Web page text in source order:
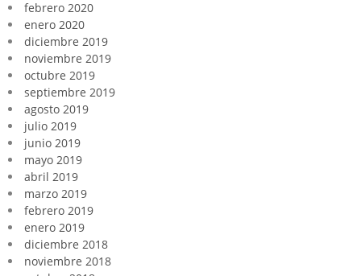
febrero 2020
enero 2020
diciembre 2019
noviembre 2019
octubre 2019
septiembre 2019
agosto 2019
julio 2019
junio 2019
mayo 2019
abril 2019
marzo 2019
febrero 2019
enero 2019
diciembre 2018
noviembre 2018